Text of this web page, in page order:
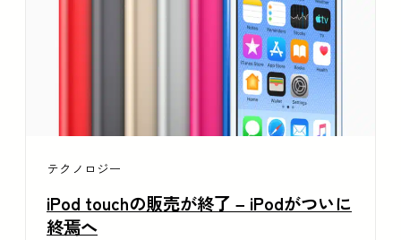
テクノロジー
iPod touchの販売が終了 – iPodがついに
終焉へ